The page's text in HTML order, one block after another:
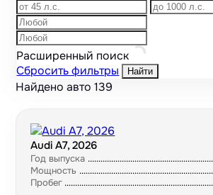
Расширенный поиск
Сбросить фильтры
Найти
Найдено авто139
Audi A7, 2026
Год выпуска
Мощность
Пробег